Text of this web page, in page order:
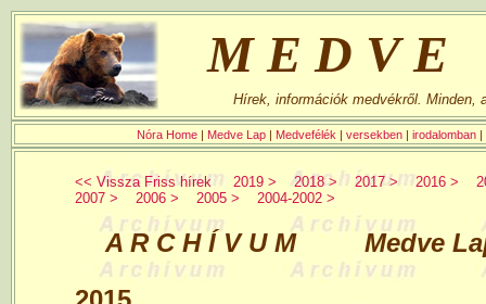
Hírek, információk medvékről. Minden,
Nóra Home | Medve Lap | Medvefélék | versekben | irodalomban |
<< Vissza Friss hírek 2019 > 2018 > 2017 > 2016 >
2007 >
2006 > 2005 > 2004-2002 >
A R C H Í V U M Medve